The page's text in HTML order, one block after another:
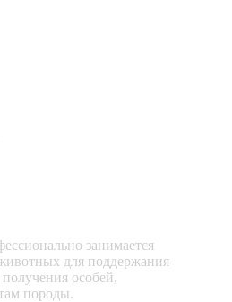
занимается
для поддержания
особей,
породы.